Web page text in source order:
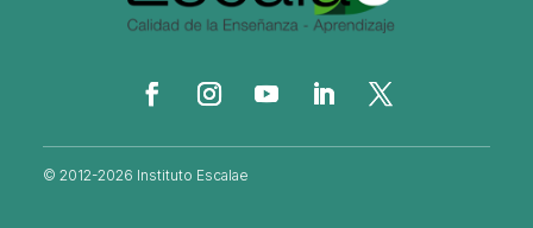
© 2012-2026 Instituto Escalae